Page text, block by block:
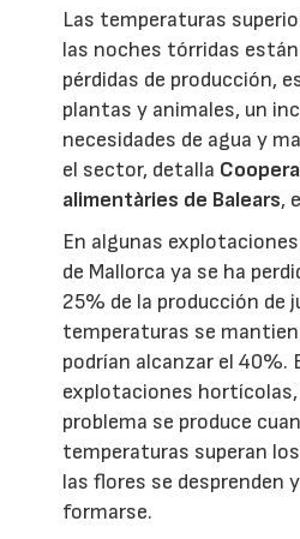
Las temperaturas
las noches tórridas
pérdidas de producción,
plantas y animales, un
necesidades de agua y
el sector, detalla
alimentàries de Balears,
En algunas
de Mallorca ya se ha
25% de la producción de
temperaturas se
podrían alcanzar el 40%.
explotaciones hortícolas,
problema se produce
temperaturas superan
las flores se desprenden
formarse.